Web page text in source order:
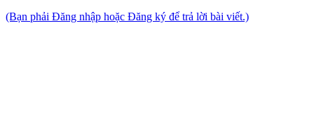
(Bạn phải Đăng nhập hoặc Đăng ký để trả lời bài viết.)